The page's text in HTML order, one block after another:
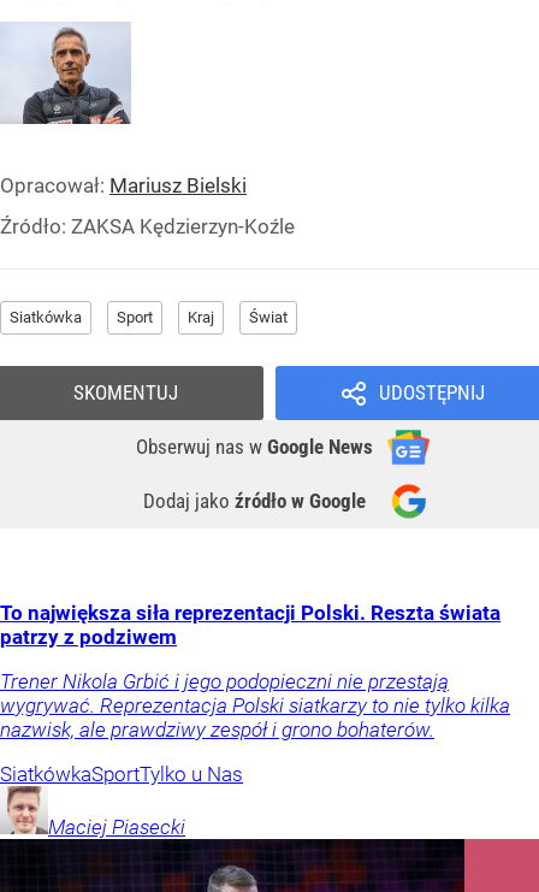
Opracował: Mariusz Bielski
Źródło: ZAKSA Kędzierzyn-Koźle
Siatkówka Sport Kraj Świat
UDOSTĘPNIJ
Obserwuj nas w Google News
Dodaj jako źródło w Google
SKOMENTUJ
To największa siła reprezentacji Polski. Reszta świata
patrzy z podziwem
Trener Nikola Grbić i jego podopieczni nie przestają
wygrywać. Reprezentacja Polski siatkarzy to nie tylko kilka
nazwisk, ale prawdziwy zespół i grono bohaterów.
SiatkówkaSportTylko u Nas
Maciej Piasecki